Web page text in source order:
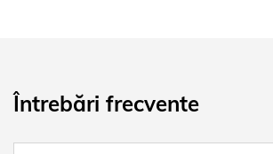
Întrebări frecvente